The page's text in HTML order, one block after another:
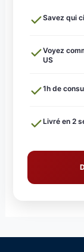
Savez qui
Voyez
US
1h de
Livré en 2